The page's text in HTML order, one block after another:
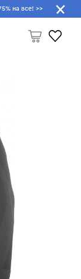
на все! >>